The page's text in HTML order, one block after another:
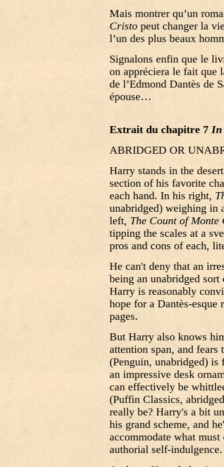
Mais montrer qu’un
Cristo peut changer la
l’un des plus beaux
Signalons enfin que le
on appréciera le fait que
de l’Edmond Dantès de
épouse…
Extrait du chapitre 7In
ABRIDGED OR
Harry stands in the
section of his favorite
each hand. In his right,
unabridged) weighing in
left, The Count of Monte
tipping the scales at a
pros and cons of each,
He can't deny that an
being an unabridged
Harry is reasonably
hope for a Dantès-esque
pages.
But Harry also knows
attention span, and fears
(Penguin, unabridged) is
an impressive desk
can effectively be
(Puffin Classics,
really be? Harry's a bit
his grand scheme, and
accommodate what
authorial self-indulgence.